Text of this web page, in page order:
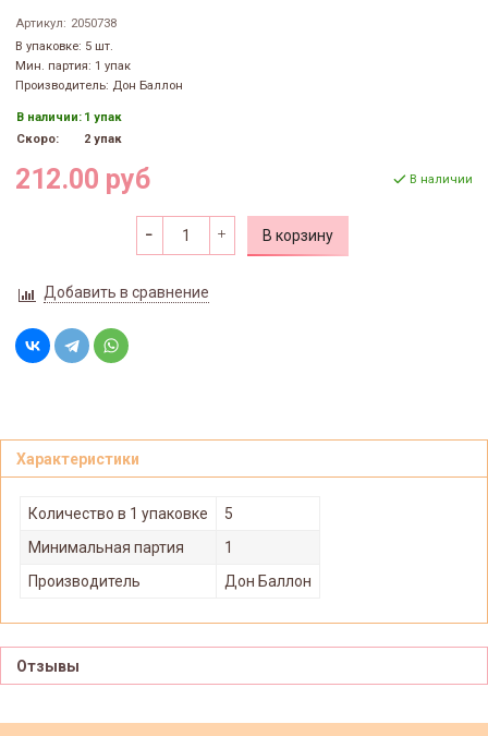
Артикул: 2050738
В упаковке: 5 шт.
Мин. партия: 1 упак
Производитель: Дон Баллон
В наличии: 1 упак
Скоро:
2 упак
212.00 руб В наличии
В корзину
Добавить в сравнение
Характеристики
Количество в 1 упаковке
5
Минимальная партия
1
Производитель
Дон Баллон
Отзывы